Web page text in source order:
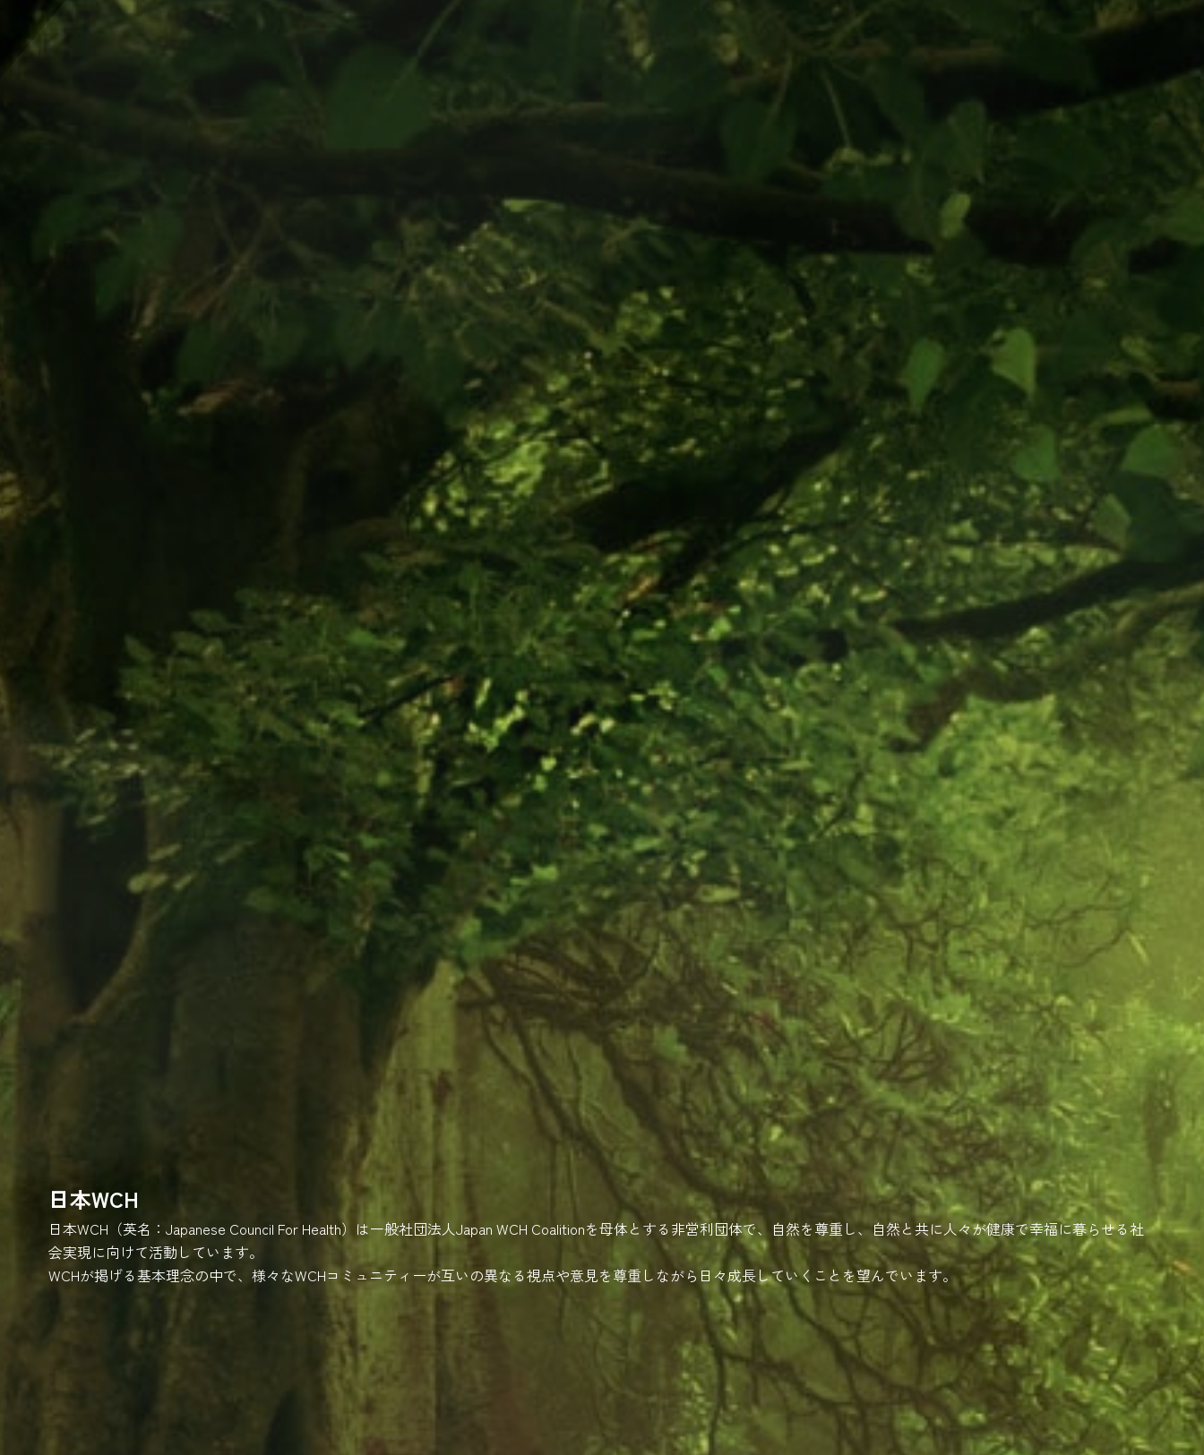
日本WCH
日本WCH（英名：Japanese Council For Health）は一般社団法人Japan WCH Coalitionを母体とする非営利団体で、自然を尊重し、自然と共に人々が健康で幸福に暮らせる社
会実現に向けて活動しています。
WCHが掲げる基本理念の中で、様々なWCHコミュニティーが互いの異なる視点や意見を尊重しながら日々成長していくことを望んでいます。